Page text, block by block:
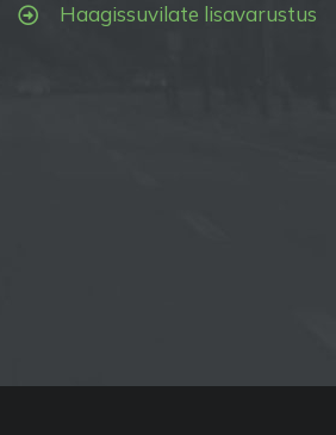
Haagissuvilate lisavarustus